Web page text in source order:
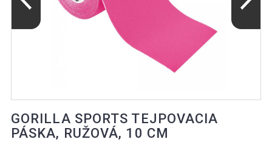
GORILLA SPORTS TEJPOVACIA
PÁSKA, RUŽOVÁ, 10 CM